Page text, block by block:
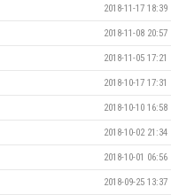
2018-11-17 18:39
2018-11-08 20:57
2018-11-05 17:21
2018-10-17 17:31
2018-10-10 16:58
2018-10-02 21:34
2018-10-01 06:56
2018-09-25 13:37